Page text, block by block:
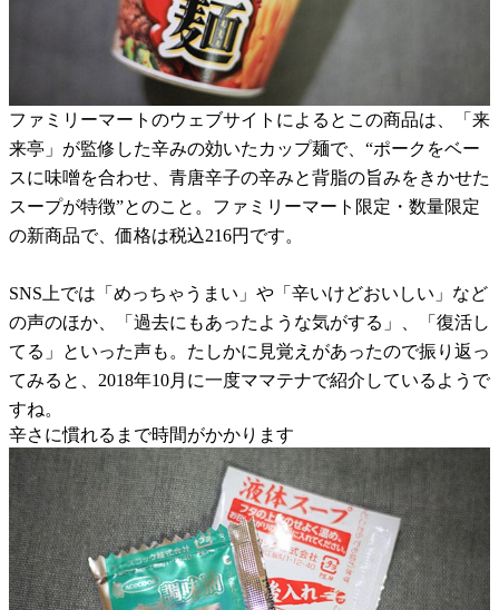
ファミリーマートのウェブサイトによるとこの商品は、「来
来亭」が監修した辛みの効いたカップ麺で、“ポークをベー
スに味噌を合わせ、青唐辛子の辛みと背脂の旨みをきかせた
スープが特徴”とのこと。ファミリーマート限定・数量限定
の新商品で、価格は税込216円です。
SNS上では「めっちゃうまい」や「辛いけどおいしい」など
の声のほか、「過去にもあったような気がする」、「復活し
てる」といった声も。たしかに見覚えがあったので振り返っ
てみると、2018年10月に一度ママテナで紹介しているようで
すね。
辛さに慣れるまで時間がかかります